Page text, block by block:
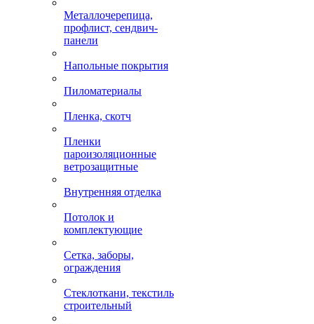
Металлочерепица,
профлист, сендвич-
панели
Напольные покрытия
Пиломатериалы
Пленка, скотч
Пленки
пароизоляционные
ветрозащитные
Внутренняя отделка
Потолок и
комплектующие
Сетка, заборы,
ограждения
Стеклоткани, текстиль
строительный